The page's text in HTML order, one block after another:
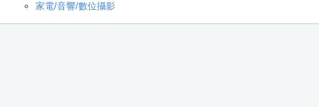
家電/音響/數位攝影